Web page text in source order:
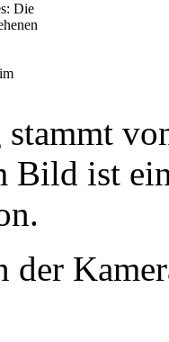
Die
stammt
Bild ist
der